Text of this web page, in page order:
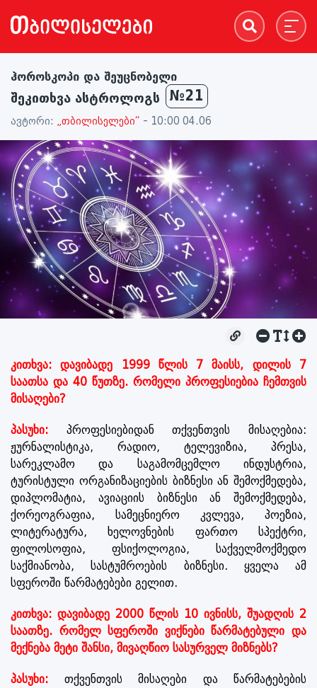
ჰოროსკოპი და შეუცნობელი
შეკითხვა ასტროლოგს №21
ავტორი: „თბილისელები“ - 10:00 04.06
კითხვა: დავიბადე 1999 წლის 7 მაისს, დილის 7
საათსა და 40 წუთზე. რომელი პროფესიებია ჩემთვის
მისაღები?
პასუხი: პროფესიებიდან თქვენთვის მისაღებია:
ჟურნალისტიკა, რადიო, ტელევიზია, პრესა,
სარეკლამო და საგამომცემლო ინდუსტრია,
ტურისტული ორგანიზაციების ბიზნესი ან შემოქმედება,
დიპლომატია, ავიაციის ბიზნესი ან შემოქმედება,
ქორეოგრაფია, სამეცნიერო კვლევა, პოეზია,
ლიტერატურა, ხელოვნების ფართო სპექტრი,
ფილოსოფია, ფსიქოლოგია, საქველმოქმედო
საქმიანობა, სასტუმროების ბიზნესი. ყველა ამ
სფეროში წარმატებები გელით.
კითხვა: დავიბადე 2000 წლის 10 ივნისს, შუადღის 2
საათზე. რომელ სფეროში ვიქნები წარმატებული და
მექნება მეტი შანსი, მივაღწიო სასურველ მიზნებს?
პასუხი: თქვენთვის მისაღები და წარმატებების